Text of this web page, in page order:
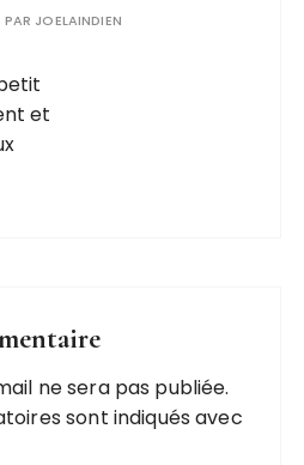
PAR JOELAINDIEN
et
ne sera pas publiée.
sont indiqués avec